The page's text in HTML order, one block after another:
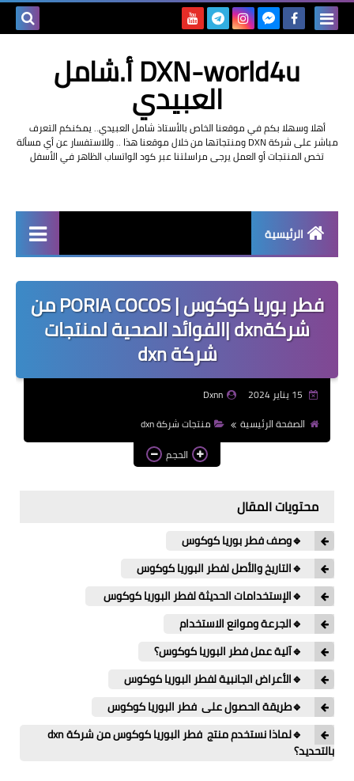
DXN-world4u أ.شامل
العبيدي
أهلا وسهلا بكم في موقعنا الخاص بالأستاذ شامل العبيدي.. يمكنكم التعرف
مباشر على شركة DXN ومنتجاتها من خلال موقعنا هذا .. وللاستفسار عن أي مسألة
تخص المنتجات أو العمل يرجى مراسلتنا عبر كود الواتساب الظاهر في الأسفل
الرئيسية
فطر بوريا كوكوس | PORIA COCOS من
شركةdxn |الفوائد الصحية لمنتجات
شركة dxn
Dxnn
الصفحة الرئيسية
منتجات شركة dxn
الحجم
محتويات المقال
🔹وصف فطر بوريا كوكوس
🔹التاريخ والأصل لفطر البوريا كوكوس
🔹الإستخدامات الحديثة لفطر البوريا كوكوس
🔹الجرعة وموانع الاستخدام
🔹آلية عمل فطر البوريا كوكوس؟
🔹الأعراض الجانبية لفطر البوريا كوكوس
🔹طريقة الحصول على فطر البوريا كوكوس
🔹لماذا نستخدم منتج فطر البوريا كوكوس من شركة dxn
بالتحديد؟